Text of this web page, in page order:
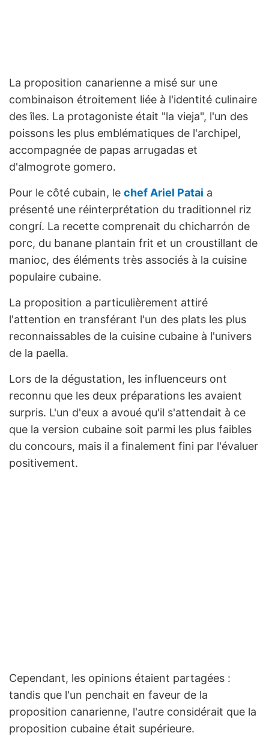
La proposition canarienne a misé sur une
combinaison étroitement liée à l'identité culinaire
des îles. La protagoniste était "la vieja", l'un des
poissons les plus emblématiques de l'archipel,
accompagnée de papas arrugadas et
d'almogrote gomero.
Pour le côté cubain, le chef Ariel Patai a
présenté une réinterprétation du traditionnel riz
congrí. La recette comprenait du chicharrón de
porc, du banane plantain frit et un croustillant de
manioc, des éléments très associés à la cuisine
populaire cubaine.
La proposition a particulièrement attiré
l'attention en transférant l'un des plats les plus
reconnaissables de la cuisine cubaine à l'univers
de la paella.
Lors de la dégustation, les influenceurs ont
reconnu que les deux préparations les avaient
surpris. L'un d'eux a avoué qu'il s'attendait à ce
que la version cubaine soit parmi les plus faibles
du concours, mais il a finalement fini par l'évaluer
positivement.
Cependant, les opinions étaient partagées :
tandis que l'un penchait en faveur de la
proposition canarienne, l'autre considérait que la
proposition cubaine était supérieure.